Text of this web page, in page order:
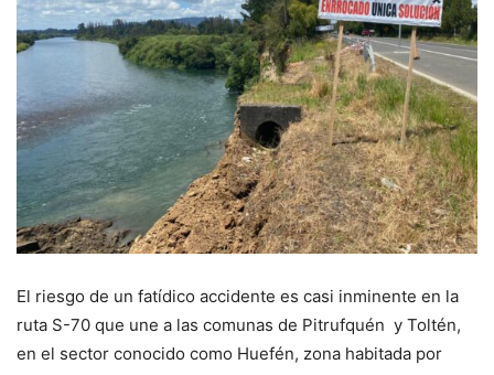
El riesgo de un fatídico accidente es casi inminente en la
ruta S-70 que une a las comunas de Pitrufquén y Toltén,
en el sector conocido como Huefén, zona habitada por